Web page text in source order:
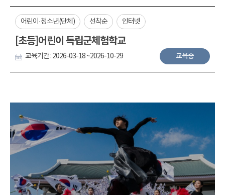
어린이·청소년(단체) 선착순 인터넷
[초등]어린이 독립군체험학교
교육기간 : 2026-03-18 ~2026-10-29 교육중